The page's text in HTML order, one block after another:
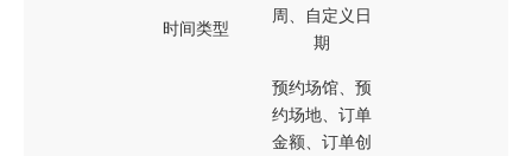
时间类型
周、自定义日
期
预约场馆、预
约场地、订单
金额、订单创